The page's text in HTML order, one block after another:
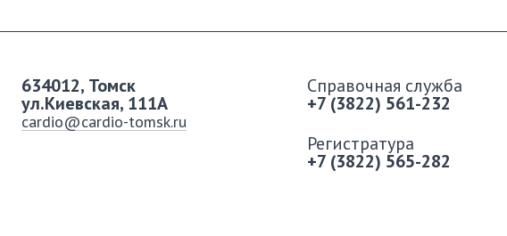
634012, Томск
ул.Киевская, 111A
cardio@cardio-tomsk.ru
Справочная служба
+7 (3822) 561-232
Регистратура
+7 (3822) 565-282